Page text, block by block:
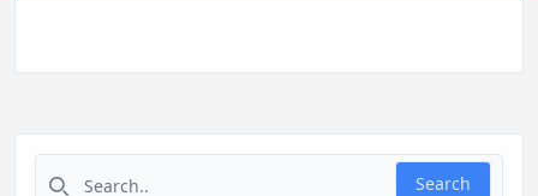
Search for:
Search